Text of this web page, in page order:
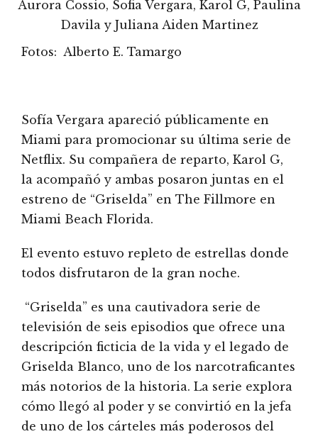
Aurora Cossio, Sofia Vergara, Karol G, Paulina
Davila y Juliana Aiden Martinez
Fotos: Alberto E. Tamargo
Sofía Vergara apareció públicamente en
Miami para promocionar su última serie de
Netflix. Su compañera de reparto, Karol G,
la acompañó y ambas posaron juntas en el
estreno de “Griselda” en The Fillmore en
Miami Beach Florida.
El evento estuvo repleto de estrellas donde
todos disfrutaron de la gran noche.
“Griselda” es una cautivadora serie de
televisión de seis episodios que ofrece una
descripción ficticia de la vida y el legado de
Griselda Blanco, uno de los narcotraficantes
más notorios de la historia. La serie explora
cómo llegó al poder y se convirtió en la jefa
de uno de los cárteles más poderosos del